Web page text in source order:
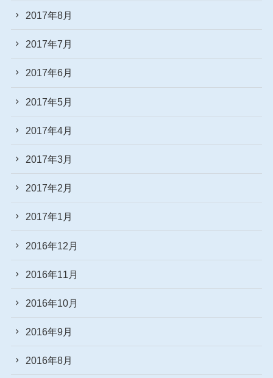
2017年8月
2017年7月
2017年6月
2017年5月
2017年4月
2017年3月
2017年2月
2017年1月
2016年12月
2016年11月
2016年10月
2016年9月
2016年8月